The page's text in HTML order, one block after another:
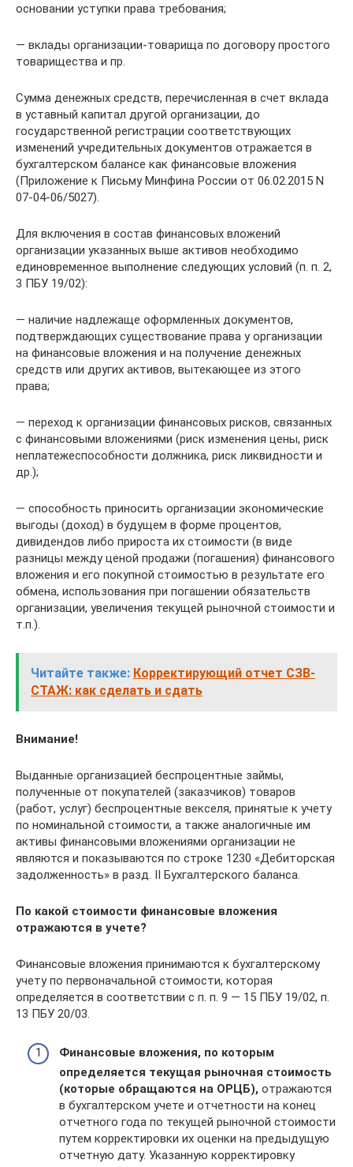
основании уступки права требования;
— вклады организации-товарища по договору простого
товарищества и пр.
Сумма денежных средств, перечисленная в счет вклада
в уставный капитал другой организации, до
государственной регистрации соответствующих
изменений учредительных документов отражается в
бухгалтерском балансе как финансовые вложения
(Приложение к Письму Минфина России от 06.02.2015 N
07-04-06/5027).
Для включения в состав финансовых вложений
организации указанных выше активов необходимо
единовременное выполнение следующих условий (п. п. 2,
3 ПБУ 19/02):
— наличие надлежаще оформленных документов,
подтверждающих существование права у организации
на финансовые вложения и на получение денежных
средств или других активов, вытекающее из этого
права;
— переход к организации финансовых рисков, связанных
с финансовыми вложениями (риск изменения цены, риск
неплатежеспособности должника, риск ликвидности и
др.);
— способность приносить организации экономические
выгоды (доход) в будущем в форме процентов,
дивидендов либо прироста их стоимости (в виде
разницы между ценой продажи (погашения) финансового
вложения и его покупной стоимостью в результате его
обмена, использования при погашении обязательств
организации, увеличения текущей рыночной стоимости и
т.п.).
Читайте также: Корректирующий отчет СЗВ-
СТАЖ: как сделать и сдать
Внимание!
Выданные организацией беспроцентные займы,
полученные от покупателей (заказчиков) товаров
(работ, услуг) беспроцентные векселя, принятые к учету
по номинальной стоимости, а также аналогичные им
активы финансовыми вложениями организации не
являются и показываются по строке 1230 «Дебиторская
задолженность» в разд. II Бухгалтерского баланса.
По какой стоимости финансовые вложения
отражаются в учете?
Финансовые вложения принимаются к бухгалтерскому
учету по первоначальной стоимости, которая
определяется в соответствии с п. п. 9 — 15 ПБУ 19/02, п.
13 ПБУ 20/03.
Финансовые вложения, по которым
определяется текущая рыночная стоимость
(которые обращаются на ОРЦБ), отражаются
в бухгалтерском учете и отчетности на конец
отчетного года по текущей рыночной стоимости
путем корректировки их оценки на предыдущую
отчетную дату. Указанную корректировку